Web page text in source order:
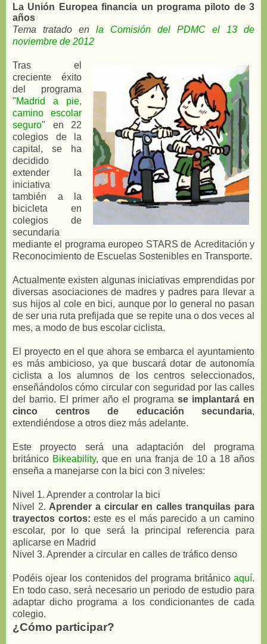
La Unión Europea financia un programa piloto de 3
años
Tema tratado en la Comisión del PDMC el 13 de
noviembre de 2012
Tras el
creciente éxito
del programa
"Madrid a pie,
camino escolar
seguro" en 22
colegios de la
capital, se ha
decidido
extender la
iniciativa
también a la
bicicleta en
colegios de
secundaria
mediante el programa europeo STARS de Acreditación y
Reconocimiento de Escuelas Sostenibles en Transporte.
Actualmente existen algunas iniciativas emprendidas por
diversas asociaciones de madres y padres para llevar a
sus hijos al cole en bici, aunque por lo general no pasan
de ser una ruta prefijada que se repite una o dos veces al
mes, a modo de bus escolar ciclista.
El proyecto en el que ahora se embarca el ayuntamiento
es más ambicioso, ya que buscará dotar de autonomía
ciclista a los alumnos de los centros seleccionados,
enseñándolos cómo circular con seguridad por las calles
del barrio. El primer año el programa se implantará en
cinco centros de educación secundaria,
extendiéndose a otros diez más adelante.
Este proyecto será una adaptación del programa
británico Bikeability, que en una franja de 10 a 18 años
enseña a manejarse con la bici con 3 niveles:
Nivel 1. Aprender a controlar la bici
Nivel 2. Aprender a circular en calles tranquilas para
trayectos cortos:este es el más parecido a un camino
escolar, por lo que será la principal referencia para
aplicarse en Madrid
Nivel 3. Aprender a circular en calles de tráfico denso
Podéis ojear los contenidos del programa británico aquí.
En todo caso, será necesario un periodo de estudio para
adaptar dicho programa a los condicionantes de cada
colegio.
¿Cómo participar?